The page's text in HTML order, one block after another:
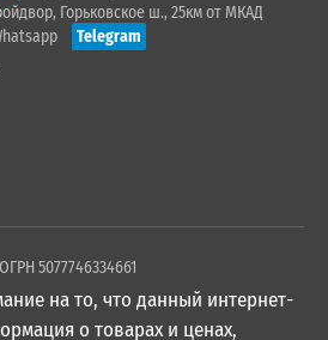
Горьковское ш., 25км от МКАД
Telegram
5077746334661
на то, что данный интернет-
о товарах и ценах,